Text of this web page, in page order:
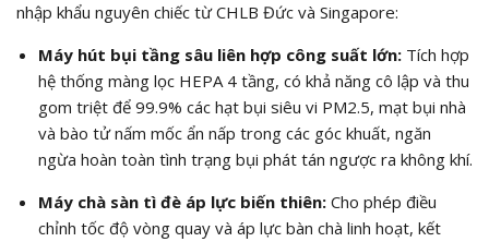
nhập khẩu nguyên chiếc từ CHLB Đức và Singapore:
Máy hút bụi tầng sâu liên hợp công suất lớn:Tích hợp
hệ thống màng lọc HEPA 4 tầng, có khả năng cô lập và thu
gom triệt để 99.9% các hạt bụi siêu vi PM2.5, mạt bụi nhà
và bào tử nấm mốc ẩn nấp trong các góc khuất, ngăn
ngừa hoàn toàn tình trạng bụi phát tán ngược ra không khí.
Máy chà sàn tì đè áp lực biến thiên:Cho phép điều
chỉnh tốc độ vòng quay và áp lực bàn chà linh hoạt, kết